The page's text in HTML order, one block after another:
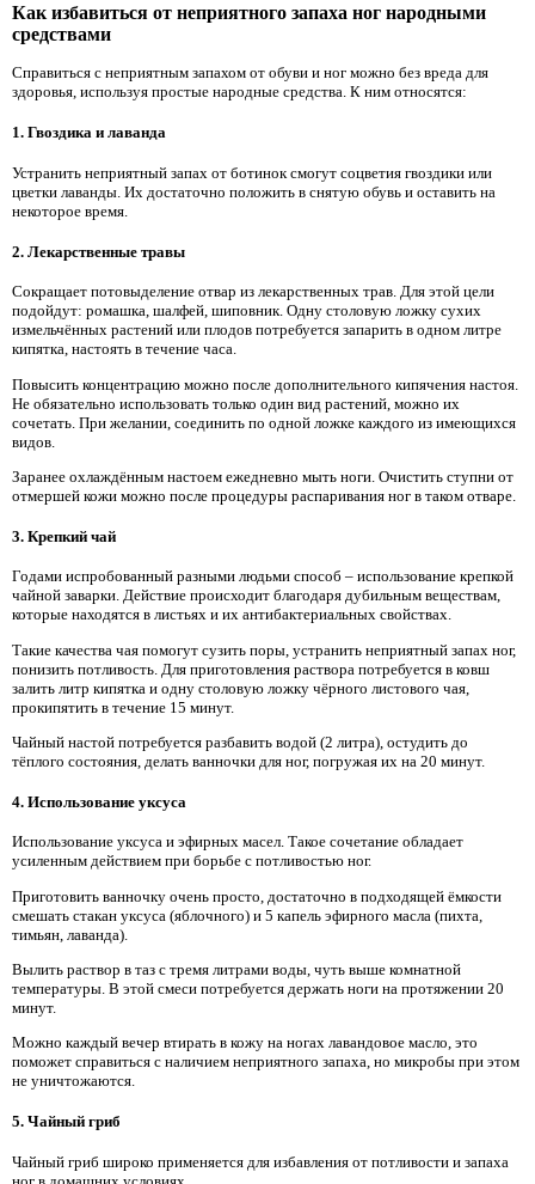
Как избавиться от неприятного запаха ног народными
средствами
Справиться с неприятным запахом от обуви и ног можно без вреда для
здоровья, используя простые народные средства. К ним относятся:
1. Гвоздика и лаванда
Устранить неприятный запах от ботинок смогут соцветия гвоздики или
цветки лаванды. Их достаточно положить в снятую обувь и оставить на
некоторое время.
2. Лекарственные травы
Сокращает потовыделение отвар из лекарственных трав. Для этой цели
подойдут: ромашка, шалфей, шиповник. Одну столовую ложку сухих
измельчённых растений или плодов потребуется запарить в одном литре
кипятка, настоять в течение часа.
Повысить концентрацию можно после дополнительного кипячения настоя.
Не обязательно использовать только один вид растений, можно их
сочетать. При желании, соединить по одной ложке каждого из имеющихся
видов.
Заранее охлаждённым настоем ежедневно мыть ноги. Очистить ступни от
отмершей кожи можно после процедуры распаривания ног в таком отваре.
3. Крепкий чай
Годами испробованный разными людьми способ – использование крепкой
чайной заварки. Действие происходит благодаря дубильным веществам,
которые находятся в листьях и их антибактериальных свойствах.
Такие качества чая помогут сузить поры, устранить неприятный запах ног,
понизить потливость. Для приготовления раствора потребуется в ковш
залить литр кипятка и одну столовую ложку чёрного листового чая,
прокипятить в течение 15 минут.
Чайный настой потребуется разбавить водой (2 литра), остудить до
тёплого состояния, делать ванночки для ног, погружая их на 20 минут.
4. Использование уксуса
Использование уксуса и эфирных масел. Такое сочетание обладает
усиленным действием при борьбе с потливостью ног.
Приготовить ванночку очень просто, достаточно в подходящей ёмкости
смешать стакан уксуса (яблочного) и 5 капель эфирного масла (пихта,
тимьян, лаванда).
Вылить раствор в таз с тремя литрами воды, чуть выше комнатной
температуры. В этой смеси потребуется держать ноги на протяжении 20
минут.
Можно каждый вечер втирать в кожу на ногах лавандовое масло, это
поможет справиться с наличием неприятного запаха, но микробы при этом
не уничтожаются.
5. Чайный гриб
Чайный гриб широко применяется для избавления от потливости и запаха